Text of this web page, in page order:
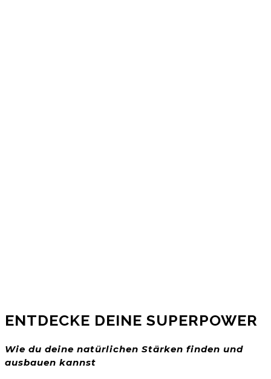
ENTDECKE DEINE SUPERPOWER
Wie du deine natürlichen Stärken finden und
ausbauen kannst